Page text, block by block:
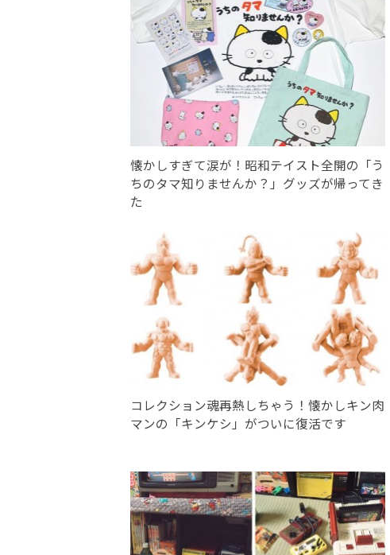
懐かしすぎて涙が！昭和テイスト全開の「う
ちのタマ知りませんか？」グッズが帰ってき
た
コレクション魂再熱しちゃう！懐かしキン肉
マンの「キンケシ」がついに復活です